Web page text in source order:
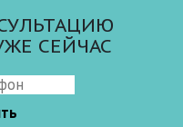
СЕЙЧАС